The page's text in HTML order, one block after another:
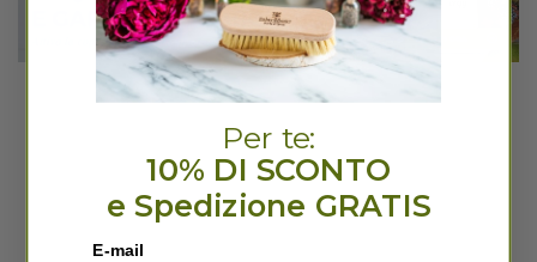
Per te:
10% DI SCONTO
e Spedizione GRATIS
E-mail